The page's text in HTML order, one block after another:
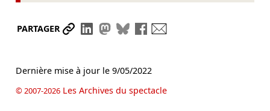
PARTAGER Partager le lien
Partager sur LinkedIn
Partager sur Mastodon
Partager sur Bluesky
Partager sur Facebook
Dernière mise à jour le 9/05/2022
© 2007-2026Les Archives du spectacle